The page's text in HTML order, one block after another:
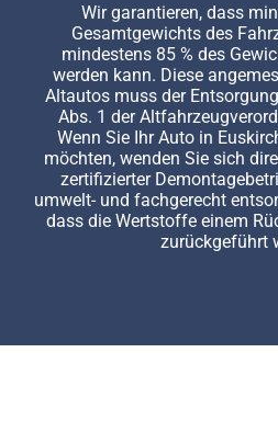
Wir garantieren, dass
Gesamtgewichts des
mindestens 85 % des
werden kann. Diese
Altautos muss der
Abs. 1 der
Wenn Sie Ihr Auto in
möchten, wenden Sie sich
zertifizierter
umwelt- und fachgerecht
dass die Wertstoffe einem
zurückgeführt